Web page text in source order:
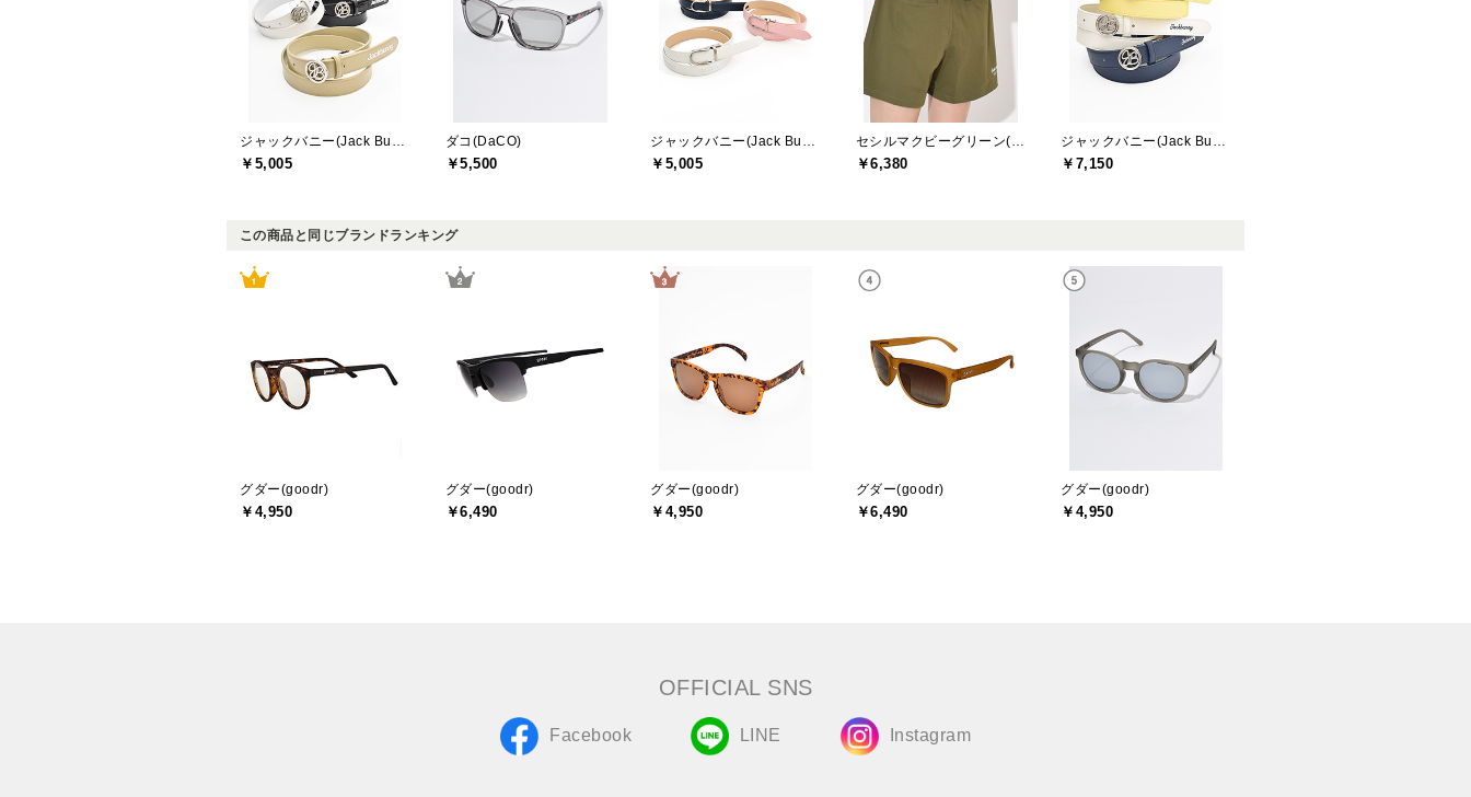
￥5,005
ダコ(DaCO)
￥5,500 ￥5,005 ￥6,380 ￥7,150
この商品と同じブランドランキング
グダー(goodr)
￥4,950
グダー(goodr)
￥6,490
グダー(goodr)
￥4,950
グダー(goodr)
￥6,490
グダー(goodr)
￥4,950
OFFICIAL SNS
Facebook LINE Instagram